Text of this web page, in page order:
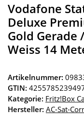
Vodafone
Deluxe
Gold Gerade
Weiss 14
Artikelnummer:
GTIN:
Kategorie: Fritz!Box
Hersteller: AC-Sat-